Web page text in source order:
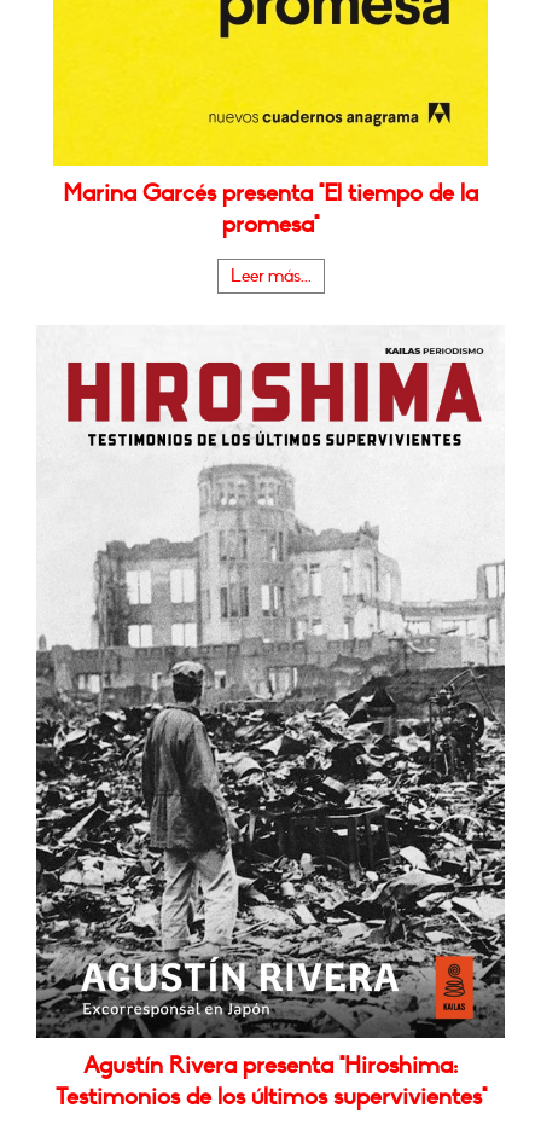
Marina Garcés presenta "El tiempo de la
promesa"
Leer más...
Agustín Rivera presenta "Hiroshima:
Testimonios de los últimos supervivientes"